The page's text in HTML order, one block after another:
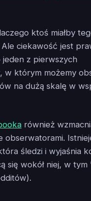
ktoś miałby
Ale ciekawość jest
jeden z pierwszych
w którym możemy
na dużą skalę w
również
obserwatorami.
śledzi i wyjaśnia
się wokół niej, w tym